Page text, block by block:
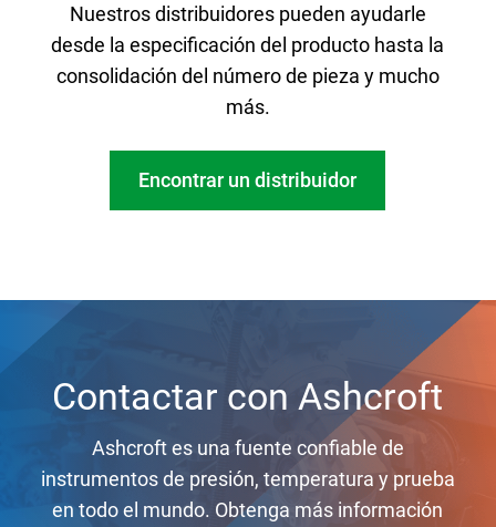
Nuestros distribuidores pueden ayudarle
desde la especificación del producto hasta la
consolidación del número de pieza y mucho
más.
Encontrar un distribuidor
Contactar con Ashcroft
Ashcroft es una fuente confiable de
instrumentos de presión, temperatura y prueba
en todo el mundo. Obtenga más información